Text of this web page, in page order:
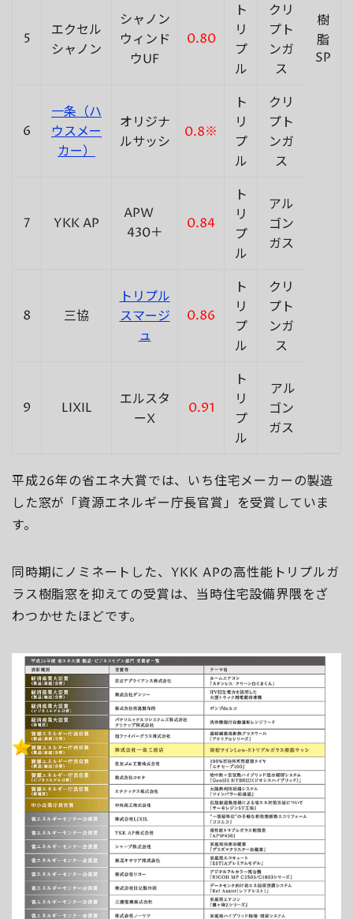
樹
脂
SP
5
エクセル
シャノン
シャノン
ウィンド
ウUF
0.80
ト
リ
プ
ル
クリ
プト
ンガ
ス
6
一条（ハ
ウスメー
カー）
オリジナ
ルサッシ
0.8※
ト
リ
プ
ル
クリ
プト
ンガ
ス
7 YKK AP
APW
430＋
0.84
ト
リ
プ
ル
アル
ゴン
ガス
8 三協
トリプル
スマージ
ュ
0.86
ト
リ
プ
ル
クリ
プト
ンガ
ス
9 LIXIL
エルスタ
ーX
0.91
ト
リ
プ
ル
アル
ゴン
ガス
平成26年の省エネ大賞では、いち住宅メーカーの製造
した窓が「資源エネルギー庁長官賞」を受賞していま
す。
同時期にノミネートした、YKK APの高性能トリプルガ
ラス樹脂窓を抑えての受賞は、当時住宅設備界隈をざ
わつかせたほどです。